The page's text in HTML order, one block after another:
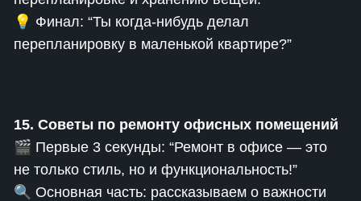
💡 Финал: “Ты когда-нибудь делал
перепланировку в маленькой квартире?”
15. Советы по ремонту офисных помещений
🎬 Первые 3 секунды: “Ремонт в офисе — это
не только стиль, но и функциональность!”
🔍 Основная часть: рассказываем о важности